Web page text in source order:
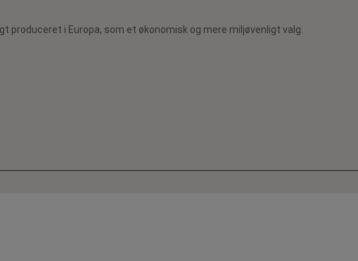
produceret i Europa, som et økonomisk og mere miljøvenligt valg.